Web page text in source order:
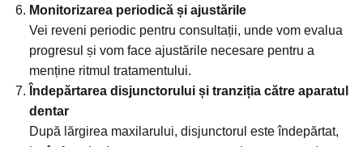
Monitorizarea periodică și ajustările
Vei reveni periodic pentru consultații, unde vom evalua
progresul și vom face ajustările necesare pentru a
menține ritmul tratamentului.
Îndepărtarea disjunctorului și tranziția către aparatul
dentar
După lărgirea maxilarului, disjunctorul este îndepărtat,